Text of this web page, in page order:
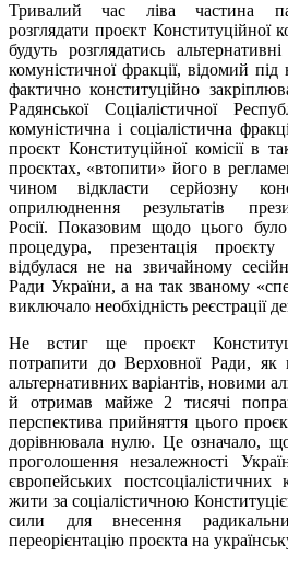
Тривалий час ліва частина
розглядати проєкт Конституційної
будуть розглядатись
комуністичної фракції, відомий
фактично конституційно
Радянської Соціалістичної
комуністична і соціалістична
проєкт Конституційної комісії в
проєктах, «втопити» його в
чином відкласти серйозну
оприлюднення результатів
Росії. Показовим щодо цього
процедура, презентація
відбулася не на звичайному
Ради України, а на так званому
виключало необхідність реєстрації
Не встиг ще проєкт
потрапити до Верховної Ради, як
альтернативних варіантів, новими
й отримав майже 2 тисячі
перспектива прийняття цього
дорівнювала нулю. Це означало, що
проголошення незалежності
європейських
жити за соціалістичною
сили для внесення
переорієнтацію проєкта на